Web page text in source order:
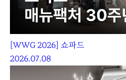
[WWG 2026] 쇼파드
2026.07.08